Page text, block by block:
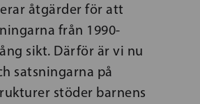
åtgärder för att
från 1990-
sikt. Därför är vi nu
satsningarna på
stöder barnens